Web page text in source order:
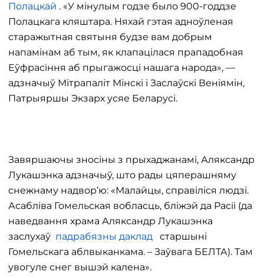
Полацкай . «У мінулым годзе было 900-годдзе
Полацкага кляштара. Няхай гэтая адноўленая
старажытная святыня будзе вам добрым
напамінам аб тым, як клапацілася прападобная
Еўфрасіння аб прыгажосці нашага народа», —
адзначыў Мітрапаліт Мінскі і Заслаўскі Веніямін,
Патрыяршы Экзарх усяе Беларусі.
Завяршаючы зносіны з прыхаджанамі, Аляксандр
Лукашэнка адзначыў, што рады цяперашняму
снежнаму надвор’ю: «Малайцы, справіліся людзі.
Асабліва Гомельская вобласць, бліжэй да Расіі (да
наведвання храма Аляксандр Лукашэнка
заслухаў падрабязны даклад старшыні
Гомельскага аблвыканкама. – Заўвага БЕЛТА). Там
увогуле снег вышэй калена».